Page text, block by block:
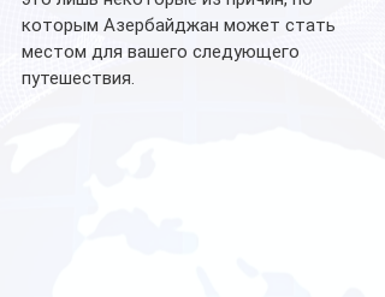
которым Азербайджан может стать
местом для вашего следующего
путешествия.